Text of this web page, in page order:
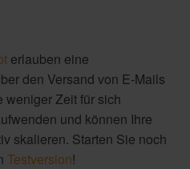
erlauben eine
den Versand von E-Mails
weniger Zeit für sich
und können Ihre
skalieren. Starten Sie noch
Testversion!